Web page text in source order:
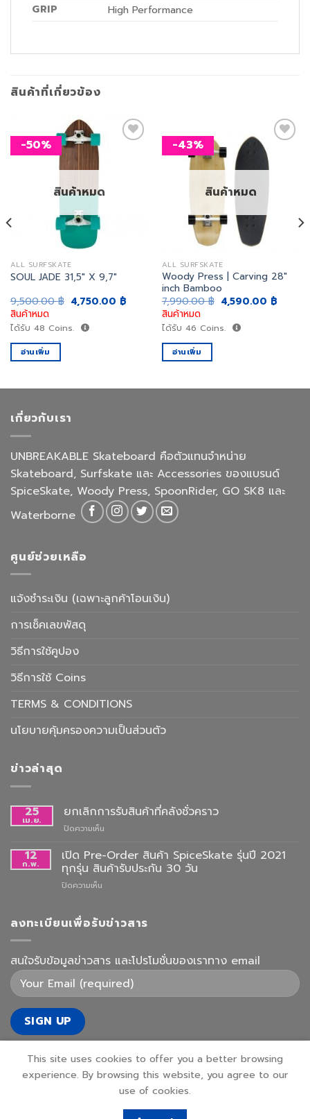
GRIP
High Performance
สินค้าที่เกี่ยวข้อง
-50%
สินค้าหมด
ALL SURFSKATE
SOUL JADE 31,5″ X 9,7″
9,500.00฿ Original
price
9,500.00 ฿.
4,750.00 ฿Current
4,750.00 ฿.
สินค้าหมด
ได้รับ 48 Coins.
อ่านเพิ่ม
-43%
สินค้าหมด
ALL SURFSKATE
Woody Press | Carving 28″
inch Bamboo
7,990.00฿ Original
price
7,990.00 ฿.
4,590.00 ฿
สินค้าหมด
ได้รับ 46 Coins.
อ่านเพิ่ม
฿.
เกี่ยวกับเรา
UNBREAKABLE Skateboard คือตัวแทนจำหน่าย
Skateboard, Surfskate และ Accessories ของแบรนด์
SpiceSkate, Woody Press, SpoonRider, GO SK8 และ
Waterborne
ศูนย์ช่วยเหลือ
แจ้งชำระเงิน (เฉพาะลูกค้าโอนเงิน)
การเช็คเลขพัสดุ
วิธีการใช้คูปอง
วิธีการใช้ Coins
TERMS & CONDITIONS
นโยบายคุ้มครองความเป็นส่วนตัว
ข่าวล่าสุด
25
เม.ย.
ยกเลิกการรับสินค้าที่คลังชั่วคราว
ปิดความเห็น
การ
รับ
สินค้า
12
ก.พ.
เปิด Pre-Order สินค้า SpiceSkate รุ่นปี 2021
ทุกรุ่น สินค้ารับประกัน 30 วัน
ปิดความเห็น
Order
รุ่น
ปี
2021
ทุก
ประกัน
วัน
ลงทะเบียนเพื่อรับข่าวสาร
สนใจรับข้อมูลข่าวสาร และโปรโมชั่นของเราทาง email
This site uses cookies to offer you a better browsing
experience. By browsing this website, you agree to our
use of cookies.